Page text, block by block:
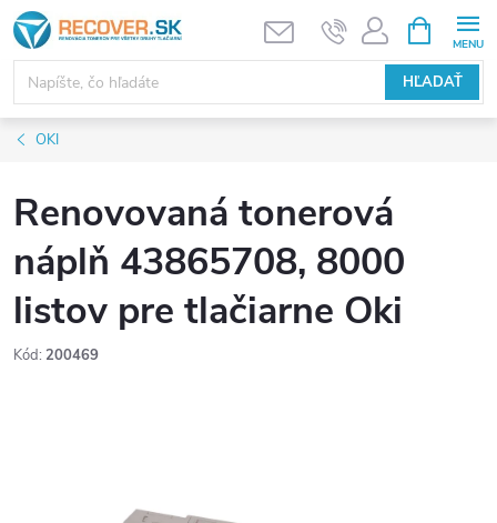
Prejsť
na
obsah
HĽADAŤ
KOŠÍK
OKI
Renovovaná tonerová
náplň 43865708, 8000
listov pre tlačiarne Oki
Kód: 200469